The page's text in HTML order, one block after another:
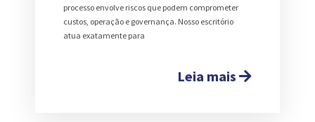
processo envolve riscos que podem comprometer
custos, operação e governança. Nosso escritório
atua exatamente para
Leia mais